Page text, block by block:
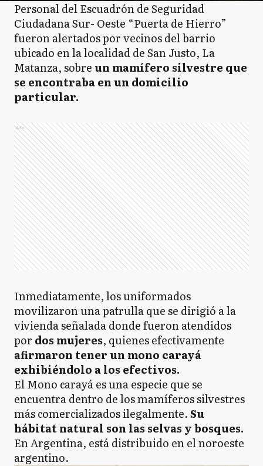
Personal del Escuadrón de Seguridad
Ciudadana Sur- Oeste “Puerta de Hierro”
fueron alertados por vecinos del barrio
ubicado en la localidad de San Justo, La
Matanza, sobreun mamífero silvestre que
se encontraba en un domicilio
particular.
Ads
Inmediatamente, los uniformados
movilizaron una patrulla que se dirigió a la
vivienda señalada donde fueron atendidos
por dos mujeres, quienes efectivamente
afirmaron tener un mono carayá
exhibiéndolo a los efectivos.
El Mono carayá es una especie que se
encuentra dentro de los mamíferos silvestres
más comercializados ilegalmente.Su
hábitat natural son las selvas y bosques.
En Argentina, está distribuido en el noroeste
argentino.